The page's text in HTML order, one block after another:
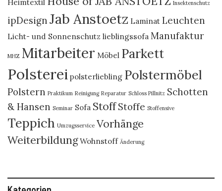
Heimtextil
Insektenschutz
ipDesign Jab Anstoetz Laminat Leuchten
Licht- und Sonnenschutz lieblingssofa Manufaktur
MHZ Mitarbeiter Möbel Parkett
Polsterei polsterliebling Polstermöbel
Polstern Praktikum Reinigung Reparatur Schloss Pillnitz Schotten
& Hansen Seminar Sofa Stoff Stoffe Stoffensive
Teppich Umzugsservice Vorhänge
Weiterbildung Wohnstoff Änderung